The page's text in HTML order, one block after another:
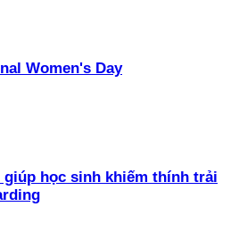
Women's Day
giúp học sinh khiếm thính trải